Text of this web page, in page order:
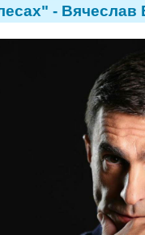
- Вячеслав